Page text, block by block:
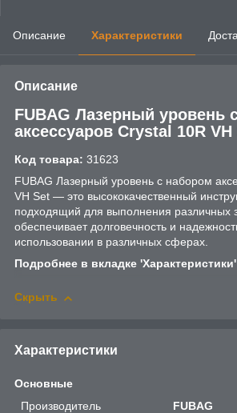
Описание Характеристики
Описание
FUBAG Лазерный уровень
аксессуаров Crystal 10R VH
Код товара: 31623
FUBAG Лазерный уровень с набором
VH Set — это высококачественный
подходящий для выполнения различных
обеспечивает долговечность и
использовании в различных сферах.
Подробнее в вкладке 'Характеристики'
Скрыть
Характеристики
Основные
Производитель
FUBAG